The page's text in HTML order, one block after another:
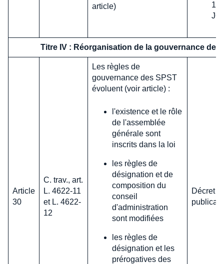
article)
16
Titre IV : Réorganisation de la gouvernance des
Article
30
C. trav., art.
L. 4622-11
et L. 4622-
12
Les règles de
gouvernance des SPST
évoluent (voir article) :
l'existence et le rôle
de l'assemblée
générale sont
inscrits dans la loi
les règles de
désignation et de
composition du
conseil
d'administration
sont modifiées
les règles de
désignation et les
prérogatives des
Décret